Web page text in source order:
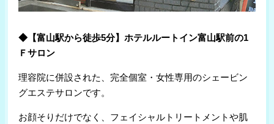
(福野駅/南砺市)
◆【富山駅から徒歩5分】ホテルルートイン富山駅前の1
Ｆサロン
理容院に併設された、完全個室・女性専用のシェービン
グエステサロンです。
お顔そりだけでなく、フェイシャルトリートメントや肌